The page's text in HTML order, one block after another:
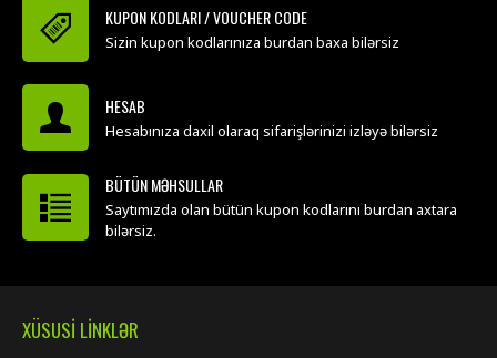
KUPON KODLARI / VOUCHER CODE
Sizin kupon kodlarınıza burdan baxa bilərsiz
HESAB
Hesabınıza daxil olaraq sifarişlərinizi izləyə bilərsiz
BÜTÜN MƏHSULLAR
Saytımızda olan bütün kupon kodlarını burdan axtara
bilərsiz.
XÜSUSI LINKLƏR